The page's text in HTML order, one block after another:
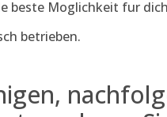
beste Moglichkeit fur
betrieben.